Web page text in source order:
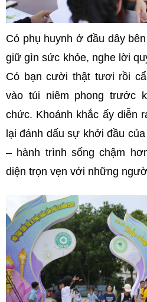
Có phụ huynh ở đầu dây
giữ gìn sức khỏe, nghe lời
Có bạn cười thật tươi rồi
vào túi niêm phong trước
chức. Khoảnh khắc ấy diễn
lại đánh dấu sự khởi đầu
– hành trình sống chậm
diện trọn vẹn với những